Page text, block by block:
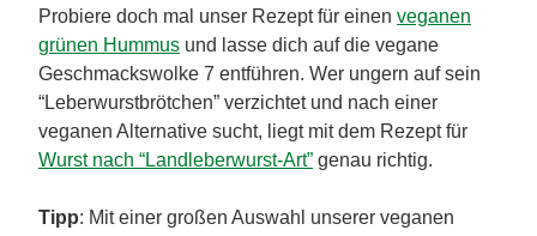
Probiere doch mal unser Rezept für einen veganen
grünen Hummus und lasse dich auf die vegane
Geschmackswolke 7 entführen. Wer ungern auf sein
“Leberwurstbrötchen” verzichtet und nach einer
veganen Alternative sucht, liegt mit dem Rezept für
Wurst nach “Landleberwurst-Art” genau richtig.
Tipp: Mit einer großen Auswahl unserer veganen